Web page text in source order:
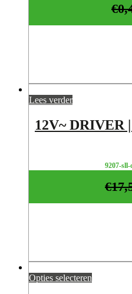
€
Lees verder
12V~ DRIVER
9207-sll-
€
Opties selecteren